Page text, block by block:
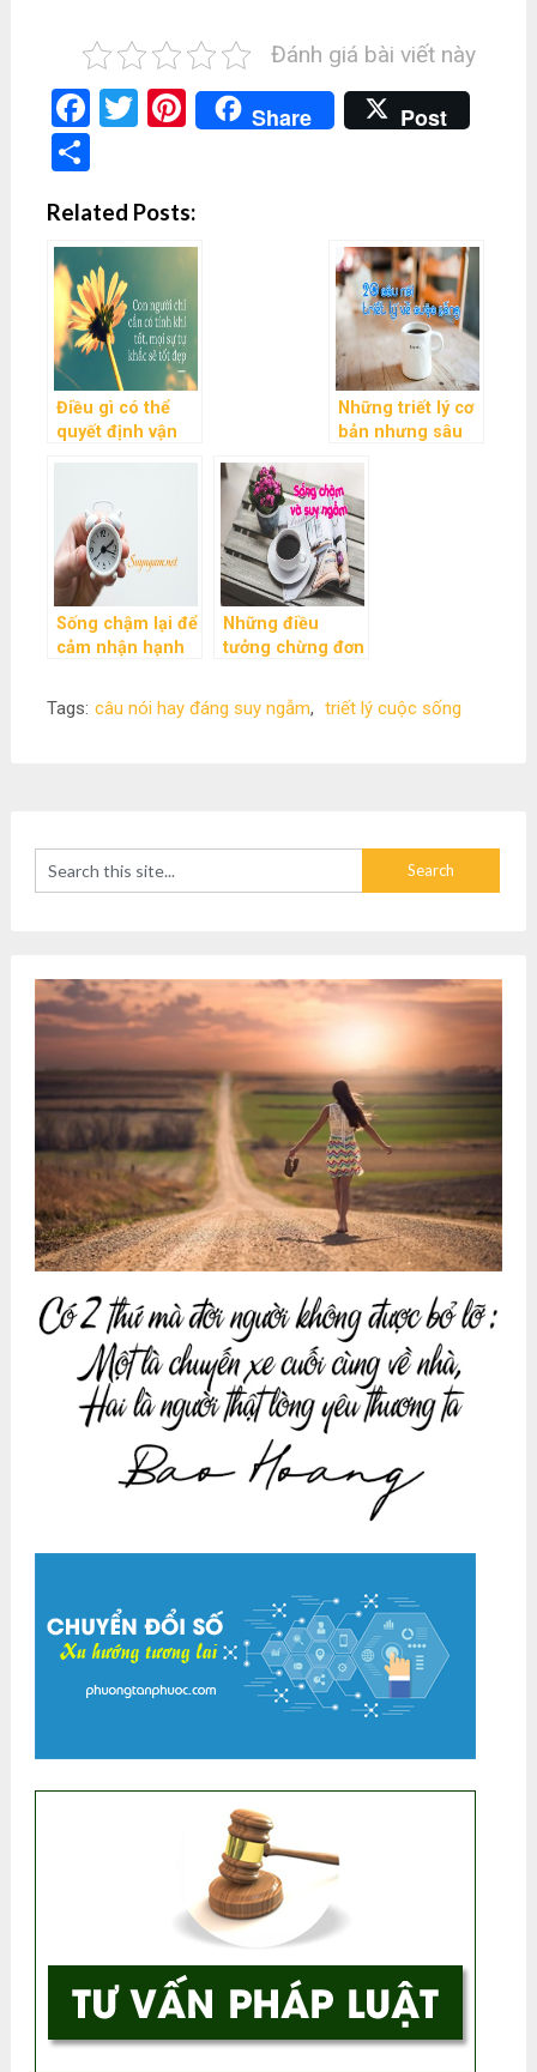
Đánh giá bài viết này
Facebook
Twitter
Pinterest
Share Post
Share
Related Posts:
Điều gì có thể
quyết định vận
Những triết lý cơ
bản nhưng sâu
nhớ
Sống chậm lại để
cảm nhận hạnh
Những điều
tưởng chừng đơn
đáng suy ngẫm
về cuộc sống mà
Tags: câu nói hay đáng suy ngẫm, triết lý cuộc sống